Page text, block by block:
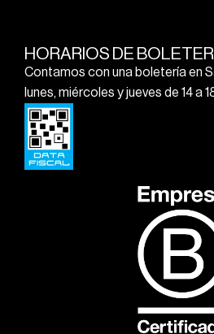
HORARIOS DE
Contamos con una boletería en
lunes, miércoles y jueves de 14 a